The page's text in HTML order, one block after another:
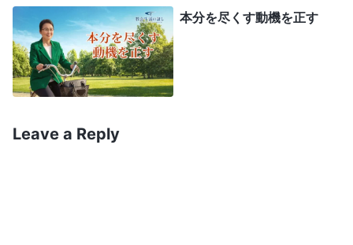
わ。「堕落した人間は誰もがある問題を示します。
その人が地位のない普通の兄弟姉妹のあいだは、誰
かと関わりをもったり話したりするときに気取った
り、特定の流儀や口調を用いたりしません。単に普
ん。心理的圧力を一切感じず、率直に心から交わる
本分を尽くす動機を正す
Leave a Reply